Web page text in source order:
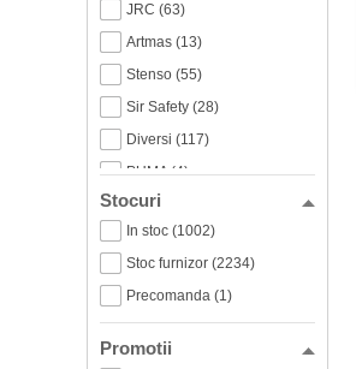
JRC (63)
Artmas (13)
Stenso (55)
Sir Safety (28)
Diversi (117)
PUMA (4)
Sara Workwear (6)
Ansell (60)
Ardon (13)
Palltex (2)
Stocuri
In stoc (1002)
Stoc furnizor (2234)
Precomanda (1)
Promotii